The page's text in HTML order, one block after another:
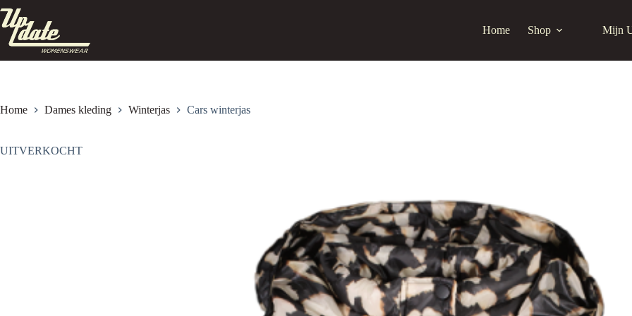
naar
de
inhoud
Home Shop Mijn
Home Dames kleding Winterjas Cars winterjas
UITVERKOCHT